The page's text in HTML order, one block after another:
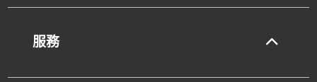
服務